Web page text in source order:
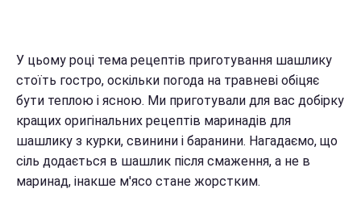
У цьому році тема рецептів приготування шашлику
стоїть гостро, оскільки погода на травневі обіцяє
бути теплою і ясною. Ми приготували для вас добірку
кращих оригінальних рецептів маринадів для
шашлику з курки, свинини і баранини. Нагадаємо, що
сіль додається в шашлик після смаження, а не в
маринад, інакше м'ясо стане жорстким.